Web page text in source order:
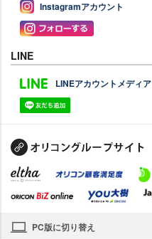
Instagramアカウント
LINE
LINEアカウントメディア
PC版に切り替え